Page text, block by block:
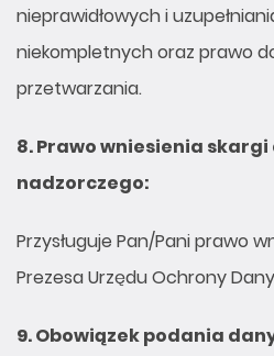
nieprawidłowych i
niekompletnych oraz prawo
przetwarzania.
8.Prawo wniesienia
nadzorczego:
Przysługuje Pan/Pani prawo
Prezesa Urzędu Ochrony
9.Obowiązek podania